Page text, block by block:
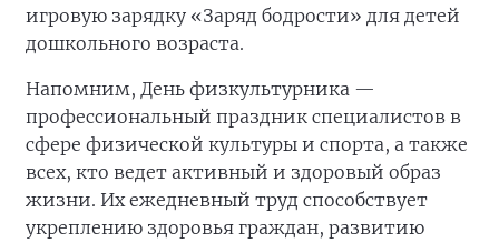
игровую зарядку «Заряд бодрости» для детей
дошкольного возраста.
Напомним, День физкультурника —
профессиональный праздник специалистов в
сфере физической культуры и спорта, а также
всех, кто ведет активный и здоровый образ
жизни. Их ежедневный труд способствует
укреплению здоровья граждан, развитию